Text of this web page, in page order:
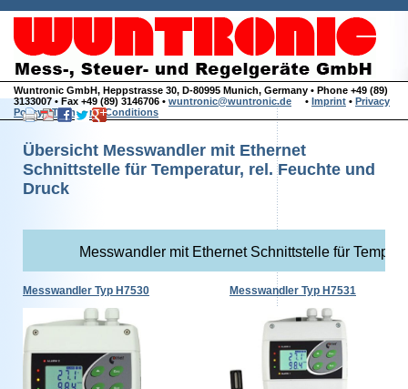
Wuntronic GmbH, Heppstrasse 30, D-80995 Munich, Germany • Phone +49 (89)
3133007 • Fax +49 (89) 3146706 • wuntronic@wuntronic.de • Imprint • Privacy
Policy•Terms and Conditions
Übersicht Messwandler mit Ethernet
Schnittstelle für Temperatur, rel. Feuchte und
Druck
Messwandler mit Ethernet Schnittstelle für
Messwandler Typ H7530 Messwandler Typ H7531